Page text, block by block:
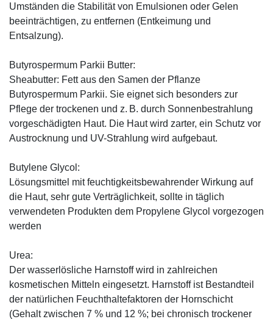
Umständen die Stabilität von Emulsionen oder Gelen
beeinträchtigen, zu entfernen (Entkeimung und
Entsalzung).
Butyrospermum Parkii Butter:
Sheabutter: Fett aus den Samen der Pflanze
Butyrospermum Parkii. Sie eignet sich besonders zur
Pflege der trockenen und z. B. durch Sonnenbestrahlung
vorgeschädigten Haut. Die Haut wird zarter, ein Schutz vor
Austrocknung und UV-Strahlung wird aufgebaut.
Butylene Glycol:
Lösungsmittel mit feuchtigkeitsbewahrender Wirkung auf
die Haut, sehr gute Verträglichkeit, sollte in täglich
verwendeten Produkten dem Propylene Glycol vorgezogen
werden
Urea:
Der wasserlösliche Harnstoff wird in zahlreichen
kosmetischen Mitteln eingesetzt. Harnstoff ist Bestandteil
der natürlichen Feuchthaltefaktoren der Hornschicht
(Gehalt zwischen 7 % und 12 %; bei chronisch trockener